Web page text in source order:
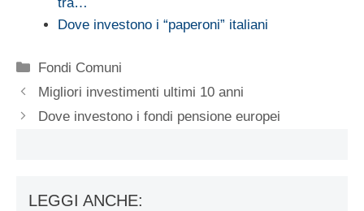
Dove investono i “paperoni” italiani
Categorie
Fondi Comuni
Migliori investimenti ultimi 10 anni
Dove investono i fondi pensione europei
LEGGI ANCHE: